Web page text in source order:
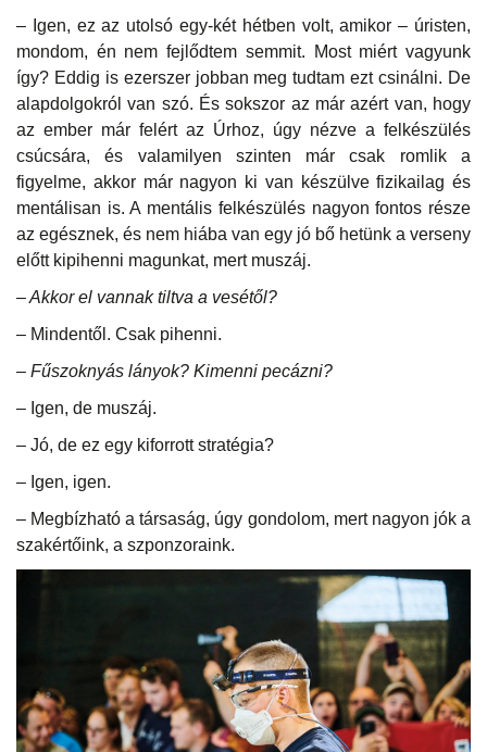
– Igen, ez az utolsó egy-két hétben volt, amikor – úristen,
mondom, én nem fejlődtem semmit. Most miért vagyunk
így? Eddig is ezerszer jobban meg tudtam ezt csinálni. De
alapdolgokról van szó. És sokszor az már azért van, hogy
az ember már felért az Úrhoz, úgy nézve a felkészülés
csúcsára, és valamilyen szinten már csak romlik a
figyelme, akkor már nagyon ki van készülve fizikailag és
mentálisan is. A mentális felkészülés nagyon fontos része
az egésznek, és nem hiába van egy jó bő hetünk a verseny
előtt kipihenni magunkat, mert muszáj.
– Akkor el vannak tiltva a vesétől?
– Mindentől. Csak pihenni.
– Fűszoknyás lányok? Kimenni pecázni?
– Igen, de muszáj.
– Jó, de ez egy kiforrott stratégia?
– Igen, igen.
– Megbízható a társaság, úgy gondolom, mert nagyon jók a
szakértőink, a szponzoraink.